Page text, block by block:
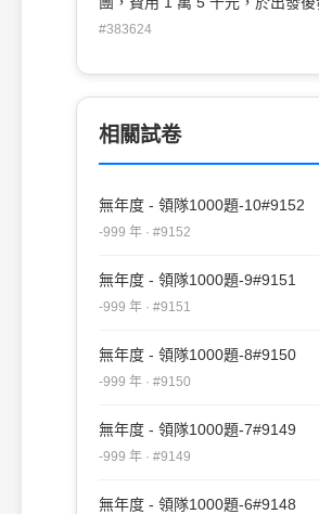
轉到乙旅行社出團，此時阿德至
(B)7 千 5 百元。(C)1 千 5 百元
50 元。
#383624
相關試卷
無年度 - 領隊1000題-10#9152
-999 年 · #9152
無年度 - 領隊1000題-9#9151
-999 年 · #9151
無年度 - 領隊1000題-8#9150
-999 年 · #9150
無年度 - 領隊1000題-7#9149
-999 年 · #9149
無年度 - 領隊1000題-6#9148